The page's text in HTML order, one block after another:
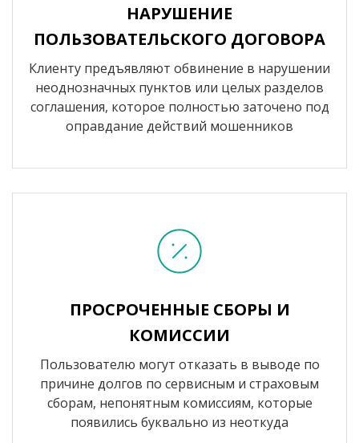
НАРУШЕНИЕ
ПОЛЬЗОВАТЕЛЬСКОГО ДОГОВОРА
Клиенту предъявляют обвинение в нарушении
неоднозначных пунктов или целых разделов
соглашения, которое полностью заточено под
оправдание действий мошенников
ПРОСРОЧЕННЫЕ СБОРЫ И
КОМИССИИ
Пользователю могут отказать в выводе по
причине долгов по сервисным и страховым
сборам, непонятным комиссиям, которые
появились буквально из неоткуда